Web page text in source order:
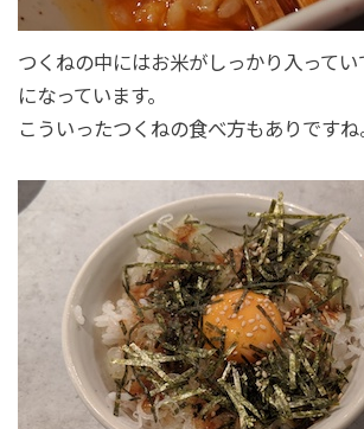
つくねの中にはお米がしっかり入ってい
になっています。
こういったつくねの食べ方もありですね